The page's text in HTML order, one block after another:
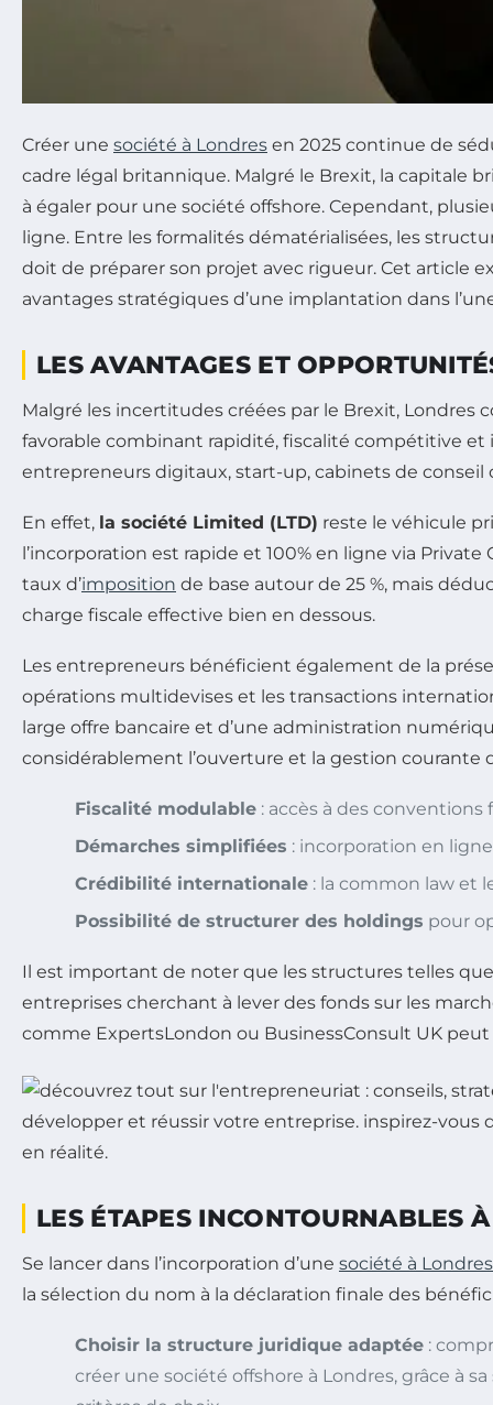
Créer une société à Londres en 2025 continue de
cadre légal britannique. Malgré le Brexit, la capitale
à égaler pour une société offshore. Cependant,
ligne. Entre les formalités dématérialisées, les
doit de préparer son projet avec rigueur. Cet article
avantages stratégiques d’une implantation dans
LES AVANTAGES ET
Malgré les incertitudes créées par le Brexit,
favorable combinant rapidité, fiscalité compétitive et
entrepreneurs digitaux, start-up, cabinets de conseil
En effet, la société Limited (LTD) reste le véhicule
l’incorporation est rapide et 100% en ligne via
taux d’imposition de base autour de 25 %, mais
charge fiscale effective bien en dessous.
Les entrepreneurs bénéficient également de la
opérations multidevises et les transactions
large offre bancaire et d’une administration
considérablement l’ouverture et la gestion courante
Fiscalité modulable : accès à des
Démarches simplifiées : incorporation en
Crédibilité internationale : la common law et
Possibilité de structurer des holdings pour
Il est important de noter que les structures telles
entreprises cherchant à lever des fonds sur les
comme ExpertsLondon ou BusinessConsult UK
LES ÉTAPES INCONTOURNABLES
Se lancer dans l’incorporation d’une société à Londres
la sélection du nom à la déclaration finale des
Choisir la structure juridique adaptée :
créer une société offshore à Londres, grâce à